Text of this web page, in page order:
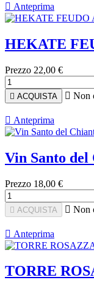
 Anteprima
HEKATE
Prezzo 22,00 €
 ACQUISTA  Non
 Anteprima
Vin Santo del
Prezzo 18,00 €
 ACQUISTA  Non
 Anteprima
TORRE